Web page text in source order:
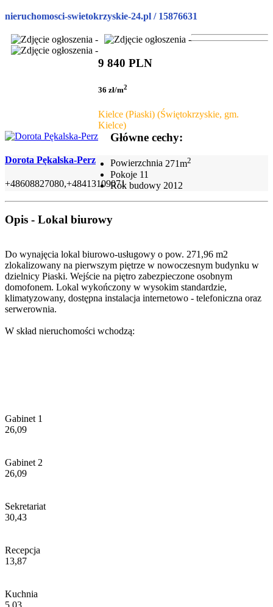
nieruchomosci-swietokrzyskie-24.pl / 15876631
9 840 PLN
36 zł/m2
Kielce (Piaski) (Świętokrzyskie, gm.
Kielce)
Dorota Pękalska-Perz
+48608827080,+48413109071
Główne cechy:
Powierzchnia 271m2
Pokoje 11
Rok budowy 2012
Opis - Lokal biurowy
Do wynajęcia lokal biurowo-usługowy o pow. 271,96 m2
zlokalizowany na pierwszym piętrze w nowoczesnym budynku w
dzielnicy Piaski. Wejście na piętro zabezpieczone osobnym
domofonem. Lokal wykończony w wysokim standardzie,
klimatyzowany, dostępna instalacja internetowo - telefoniczna oraz
serwerownia.
W skład nieruchomości wchodzą:
Gabinet 1
26,09
Gabinet 2
26,09
Sekretariat
30,43
Recepcja
13,87
Kuchnia